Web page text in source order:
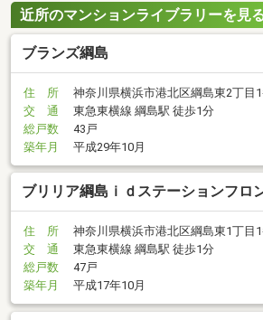
近所のマンションライブラリーを見
ブランズ綱島
住 所
神奈川県横浜市港北区綱島東2丁目
交 通
東急東横線 綱島駅 徒歩1分
総戸数
43戸
築年月
平成29年10月
ブリリア綱島ｉｄステーションフロ
住 所
神奈川県横浜市港北区綱島東1丁目
交 通
東急東横線 綱島駅 徒歩1分
総戸数
47戸
築年月
平成17年10月